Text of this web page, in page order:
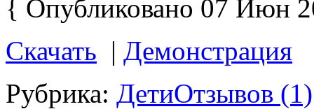
{ Опубликовано 07 Июн
Скачать | Демонстрация
Рубрика: ДетиОтзывов (1)